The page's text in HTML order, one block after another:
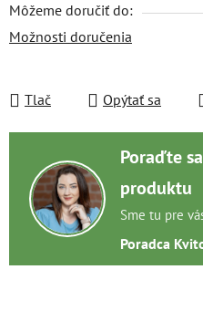
Môžeme doručiť do:
Možnosti doručenia
Tlač Opýtať sa
Poraďte
produktu
Sme tu pre
Poradca